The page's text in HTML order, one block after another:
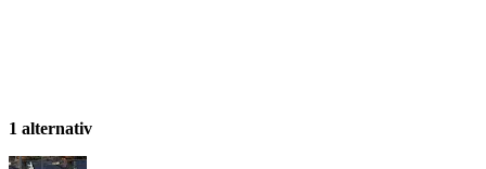
1 alternativ